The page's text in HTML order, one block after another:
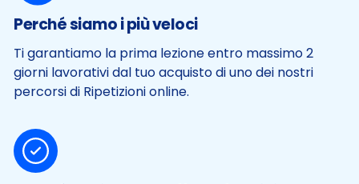
Perché siamo i più veloci
Ti garantiamo la prima lezione entro massimo 2
giorni lavorativi dal tuo acquisto di uno dei nostri
percorsi di Ripetizioni online.